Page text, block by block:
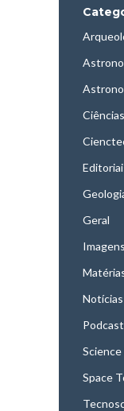
Geral
Imagens
Notícias
Podcast
Space